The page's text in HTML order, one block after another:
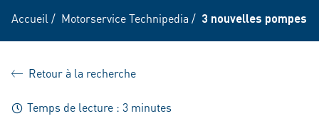
Accueil / Motorservice Technipedia / 3 nouvelles pompes à
Retour à la recherche
Temps de lecture : 3 minutes